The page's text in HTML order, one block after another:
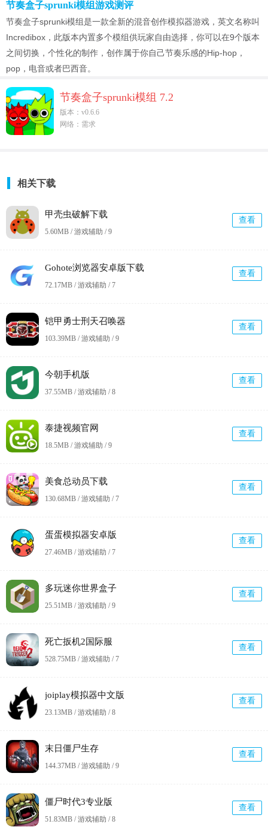
节奏盒子sprunki模组游戏测评
节奏盒子sprunki模组是一款全新的混音创作模拟器游戏，英文名称叫
Incredibox，此版本内置多个模组供玩家自由选择，你可以在9个版本
之间切换，个性化的制作，创作属于你自己节奏乐感的Hip-hop，
pop，电音或者巴西音。
节奏盒子sprunki模组 7.2
版本：v0.6.6
网络：需求
相关下载
甲壳虫破解下载
5.60MB / 游戏辅助 /9
查看
Gohote浏览器安卓版下载
72.17MB / 游戏辅助 /7
查看
铠甲勇士刑天召唤器
103.39MB / 游戏辅助 /9
查看
今朝手机版
37.55MB / 游戏辅助 /8
查看
泰捷视频官网
18.5MB / 游戏辅助 /9
查看
美食总动员下载
130.68MB / 游戏辅助 /7
查看
蛋蛋模拟器安卓版
27.46MB / 游戏辅助 /7
查看
多玩迷你世界盒子
25.51MB / 游戏辅助 /9
查看
死亡扳机2国际服
528.75MB / 游戏辅助 /7
查看
joiplay模拟器中文版
23.13MB / 游戏辅助 /8
查看
末日僵尸生存
144.37MB / 游戏辅助 /9
查看
僵尸时代3专业版
51.83MB / 游戏辅助 /8
查看